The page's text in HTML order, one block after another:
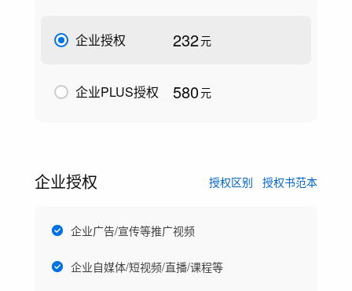
企业授权 232元
企业PLUS授权 580元
企业授权 授权区别 授权书范本
企业广告/宣传等推广视频
企业自媒体/短视频/直播/课程等